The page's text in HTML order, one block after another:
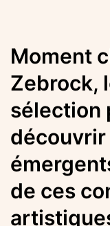
Moment
Zebrock,
sélection
de ces